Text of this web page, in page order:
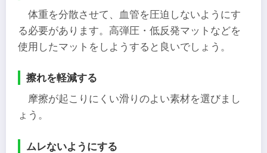
体重を分散させて、血管を圧迫しないようにす
る必要があります。高弾圧・低反発マットなどを
使用したマットをしようすると良いでしょう。
擦れを軽減する
摩擦が起こりにくい滑りのよい素材を選びまし
ょう。
ムレないようにする